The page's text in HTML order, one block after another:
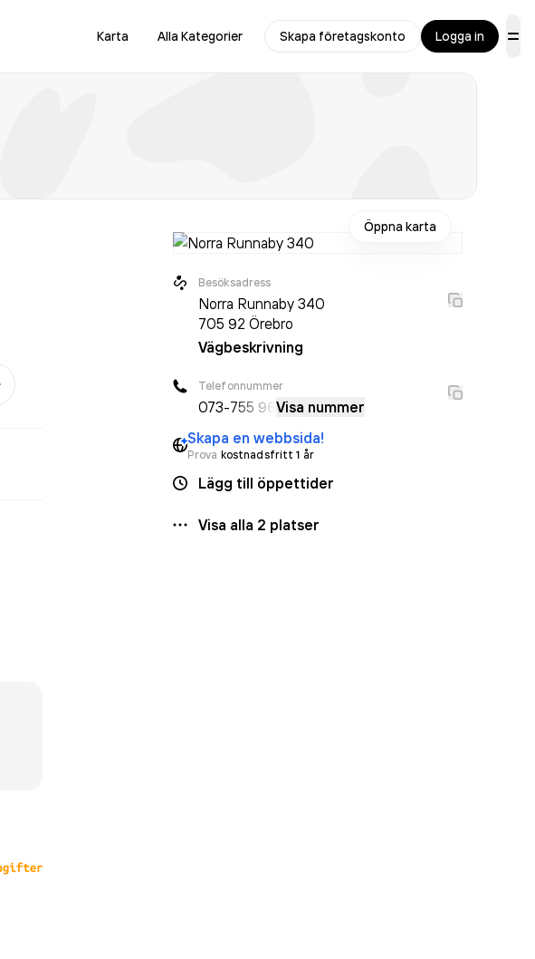
Karta Alla Kategorier Skapa företagskonto Logga in
Mer
Öppna karta
Besöksadress
Norra Runnaby 340
705 92 Örebro
Vägbeskrivning
Telefonnummer
073-755 96 Visa nummer
Skapa en webbsida!
Prova kostnadsfritt 1 år
Lägg till öppettider
Visa alla 2 platser